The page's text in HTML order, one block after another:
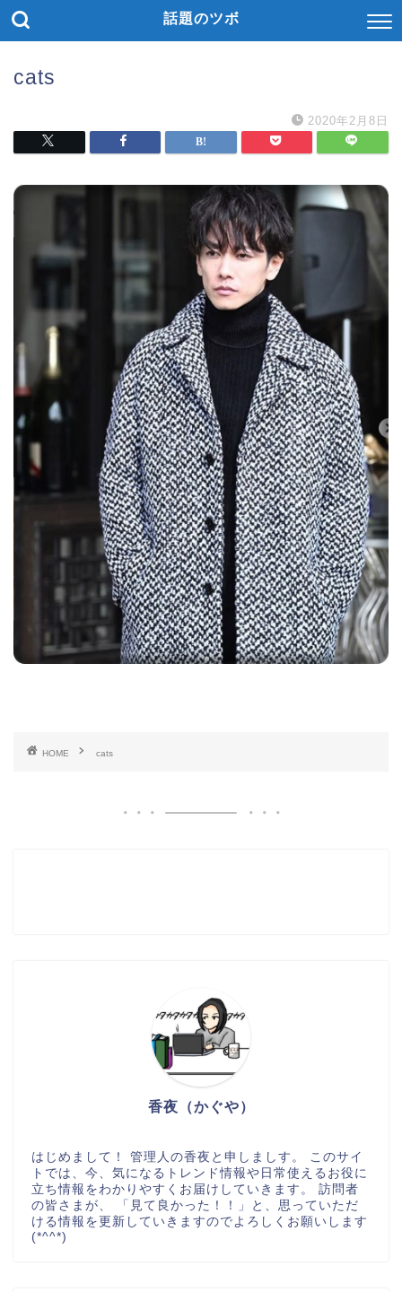
話題のツボ
cats
2020年2月8日
HOME cats
香夜（かぐや）
はじめまして！ 管理人の香夜と申しましす。 このサイ
トでは、今、気になるトレンド情報や日常使えるお役に
立ち情報をわかりやすくお届けしていきます。 訪問者
の皆さまが、 「見て良かった！！」と、思っていただ
ける情報を更新していきますのでよろしくお願いします
(*^^*)